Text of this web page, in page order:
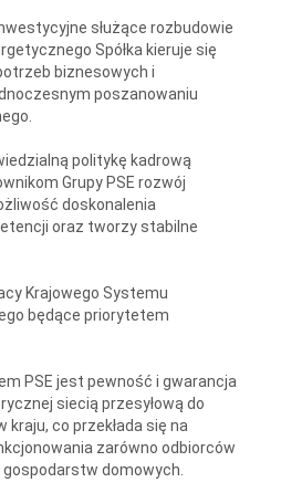
służące rozbudowie
Spółka kieruje się
biznesowych i
poszanowaniu
politykę kadrową
Grupy PSE rozwój
doskonalenia
oraz tworzy stabilne
Krajowego Systemu
będące priorytetem
PSE jest pewność i gwarancja
siecią przesyłową do
co przekłada się na
zarówno odbiorców
gospodarstw domowych.